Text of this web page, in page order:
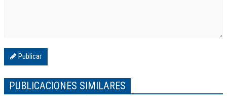
Publicar
PUBLICACIONES SIMILARES